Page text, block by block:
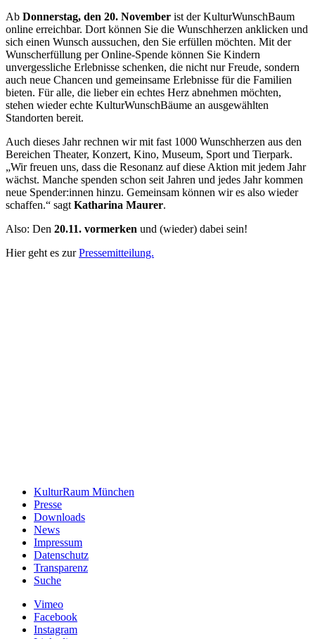
Ab Donnerstag, den 20. November ist der KulturWunschBaum
online erreichbar. Dort können Sie die Wunschherzen anklicken und
sich einen Wunsch aussuchen, den Sie erfüllen möchten. Mit der
Wunscherfüllung per Online-Spende können Sie Kindern
unvergessliche Erlebnisse schenken, die nicht nur Freude, sondern
auch neue Chancen und gemeinsame Erlebnisse für die Familien
bieten. Für alle, die lieber ein echtes Herz abnehmen möchten,
stehen wieder echte KulturWunschBäume an ausgewählten
Standorten bereit.
Auch dieses Jahr rechnen wir mit fast 1000 Wunschherzen aus den
Bereichen Theater, Konzert, Kino, Museum, Sport und Tierpark.
„Wir freuen uns, dass die Resonanz auf diese Aktion mit jedem Jahr
wächst. Manche spenden schon seit Jahren und jedes Jahr kommen
neue Spender:innen hinzu. Gemeinsam können wir es also wieder
schaffen.“ sagt Katharina Maurer.
Also: Den 20.11. vormerken und (wieder) dabei sein!
Hier geht es zurPressemitteilung.
KulturRaum München
Presse
Downloads
News
Impressum
Datenschutz
Transparenz
Suche
Vimeo
Facebook
Instagram